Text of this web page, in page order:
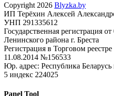
Copyright 2026 Blyzka.by
ИП Терёхин Алексей
УНП 291335612
Государственная регистрация
Ленинского района г. Бреста
Регистрация в Торговом
11.08.2014 №156533
Юр. адрес: Республика Беларусь
5 индекс 224025
Panel Tool